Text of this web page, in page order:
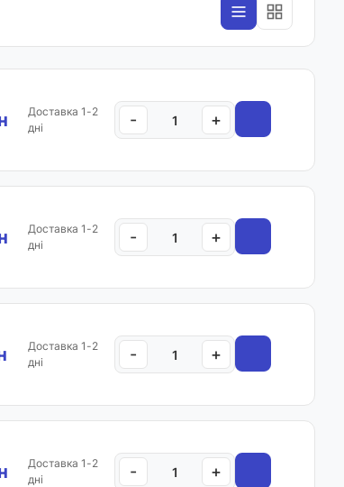
Доставка 1-2
дні
- +
Доставка 1-2
дні
- +
Доставка 1-2
дні
- +
Доставка 1-2
дні
- +